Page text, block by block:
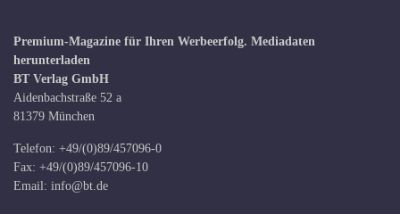
Premium-Magazine für Ihren Werbeerfolg. Mediadaten
herunterladen
BT Verlag GmbH
Aidenbachstraße 52 a
81379 München
Telefon: +49/(0)89/457096-0
Fax: +49/(0)89/457096-10
Email: info@bt.de